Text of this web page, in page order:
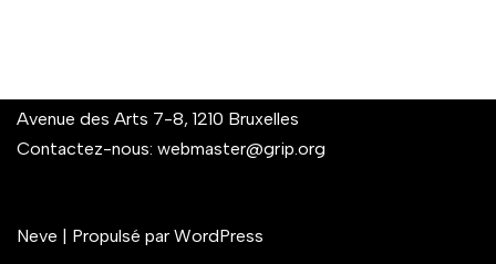
Avenue des Arts 7-8, 1210 Bruxelles
Contactez-nous: webmaster@grip.org
Neve | Propulsé par WordPress